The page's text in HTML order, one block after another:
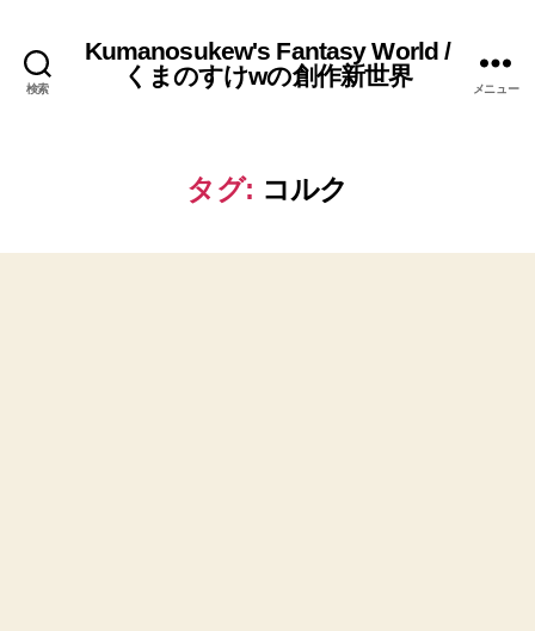
検索
Kumanosukew's Fantasy World /
くまのすけwの創作新世界
メニュー
タグ: コルク